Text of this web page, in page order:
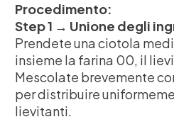
Procedimento:
Step 1 → Unione degli
Prendete una ciotola
insieme la farina 00, il
Mescolate brevemente
per distribuire
lievitanti.